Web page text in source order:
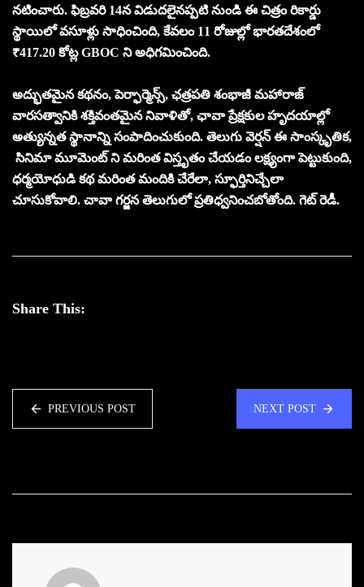
నటించారు. ఫిబ్రవరి 14న విడుదలైనప్పటి నుండి ఈ చిత్రం రికార్డు
స్థాయిలో వసూళ్లు సాధించింది, కేవలం 11 రోజుల్లో భారతదేశంలో
₹417.20 కోట్ల GBOC ని అధిగమించింది.
అద్భుతమైన కథనం, పెర్ఫార్మెన్స్, ఛత్రపతి శంభాజీ మహారాజ్
వారసత్వానికి శక్తివంతమైన నివాళితో, ఛావా ప్రేక్షకుల హృదయాల్లో
అత్యున్నత స్థానాన్ని సంపాదించుకుంది. తెలుగు వెర్షన్ ఈ సాంస్కృతిక,
సినిమా మూమెంట్ ని మరింత విస్తృతం చేయడం లక్ష్యంగా పెట్టుకుంది,
ధర్మయోధుడి కథ మరింత మందికి చేరేలా, స్ఫూర్తినిచ్చేలా
చూసుకోవాలి. చావా గర్జన తెలుగులో ప్రతిధ్వనించబోతోంది. గెట్ రెడీ.
Share This:
PREVIOUS POST NEXT POST